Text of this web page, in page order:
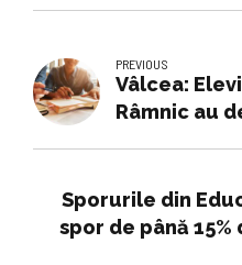
PREVIOUS
Vâlcea:
Râmnic au
Sporurile din
spor de până